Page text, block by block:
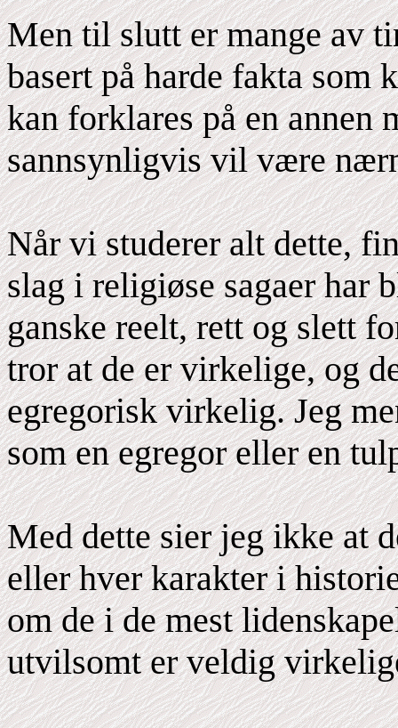
Men til slutt er mange av
basert på harde fakta som
kan forklares på en annen
sannsynligvis vil være
Når vi studerer alt dette,
slag i religiøse sagaer har
ganske reelt, rett og slett
tror at de er virkelige, og
egregorisk virkelig. Jeg
som en egregor eller en
Med dette sier jeg ikke at
eller hver karakter i
om de i de mest
utvilsomt er veldig